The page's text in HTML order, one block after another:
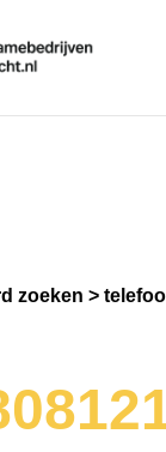
zoeken